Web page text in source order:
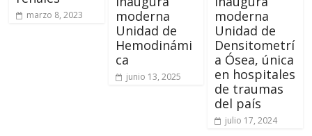
marzo 8, 2023
moderna
Unidad de
Hemodinámi
ca
junio 13, 2025
moderna
Unidad de
Densitometrí
a Ósea, única
en hospitales
de traumas
del país
julio 17, 2024